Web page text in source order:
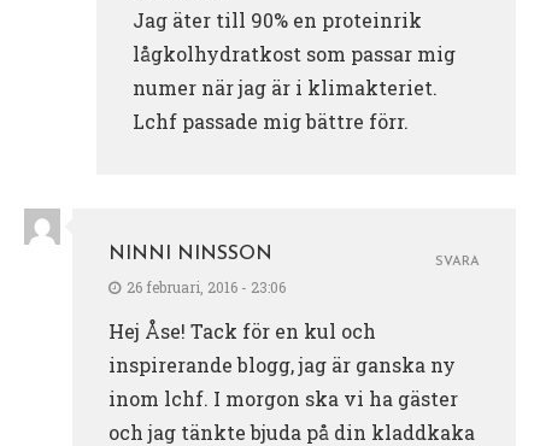
Jag äter till 90% en proteinrik
lågkolhydratkost som passar mig
numer när jag är i klimakteriet.
Lchf passade mig bättre förr.
NINNI NINSSON
26 februari, 2016 - 23:06
Hej Åse! Tack för en kul och
inspirerande blogg, jag är ganska ny
inom lchf. I morgon ska vi ha gäster
och jag tänkte bjuda på din kladdkaka
SVARA